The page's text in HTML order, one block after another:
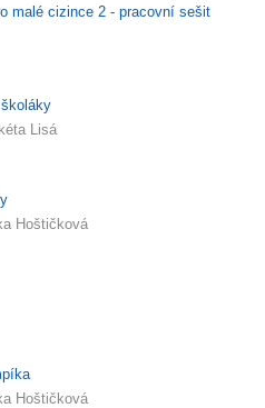
malé cizince 2 - pracovní sešit
Lisá
Hoštičková
Hoštičková